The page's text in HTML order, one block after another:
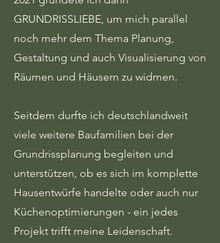
GRUNDRISSLIEBE, um mich parallel
noch mehr dem Thema Planung,
Gestaltung und auch Visualisierung von
Räumen und Häusern zu widmen.
Seitdem durfte ich deutschlandweit
viele weitere Baufamilien bei der
Grundrissplanung begleiten und
unterstützen, ob es sich im komplette
Hausentwürfe handelte oder auch nur
Küchenoptimierungen - ein jedes
Projekt trifft meine Leidenschaft.